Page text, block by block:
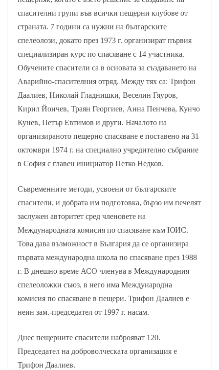
спасителни групи във всички пещерни клубове от
страната. 7 години са нужни на българските
спелеолози, докато през 1973 г. организират първия
специализиран курс по спасяване с 14 участника.
Обучените спасители са в основата за създаването на
Аварийно-спасителния отряд. Между тях са: Трифон
Даалиев, Николай Гладнишки, Веселин Гяуров,
Кирил Йончев, Траян Георгиев, Анна Пенчева, Кунчо
Кунев, Петър Евтимов и други. Началото на
организираното пещерно спасяване е поставено на 31
октомври 1974 г. на специално учредително събрание
в София с главен инициатор Петко Недков.
Съвременните методи, усвоени от българските
спасители, и добрата им подготовка, бързо им печелят
заслужен авторитет сред членовете на
Международната комисия по спасяване към ЮИС.
Това дава възможност в България да се организира
първата международна школа по спасяване през 1988
г. В днешно време АСО членува в Международния
спелеоложки съюз, в него има Международна
комисия по спасяване в пещери. Трифон Даалиев е
неин зам.-председател от 1997 г. насам.
Днес пещерните спасители наброяват 120.
Председател на доброволческата организация е
Трифон Даалиев.